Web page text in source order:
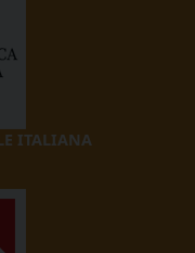
ITALIANA